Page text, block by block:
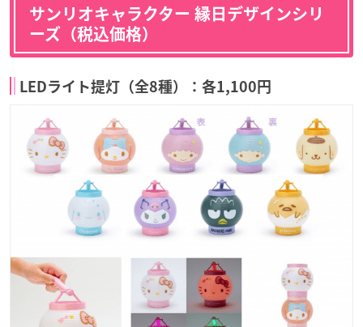
サンリオキャラクター 縁日デザインシリ
ーズ（税込価格）
LEDライト提灯（全8種）：各1,100円